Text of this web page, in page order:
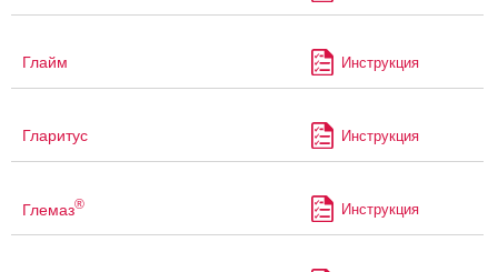
Глайм Инструкция
Гларитус Инструкция
Глемаз® Инструкция